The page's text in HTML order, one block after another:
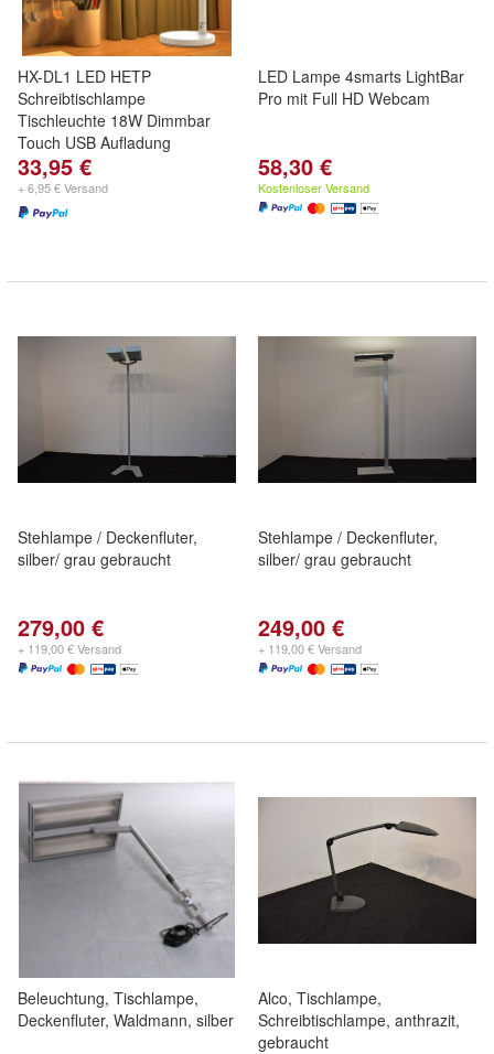
HX-DL1 LED HETP
Schreibtischlampe
Tischleuchte 18W Dimmbar
Touch USB Aufladung
33,95 €
+ 6,95 € Versand
LED Lampe 4smarts LightBar
Pro mit Full HD Webcam
58,30 €
Kostenloser Versand
Stehlampe / Deckenfluter,
silber/ grau gebraucht
279,00 €
+ 119,00 € Versand
Stehlampe / Deckenfluter,
silber/ grau gebraucht
249,00 €
+ 119,00 € Versand
Beleuchtung, Tischlampe,
Deckenfluter, Waldmann, silber
Alco, Tischlampe,
Schreibtischlampe, anthrazit,
gebraucht